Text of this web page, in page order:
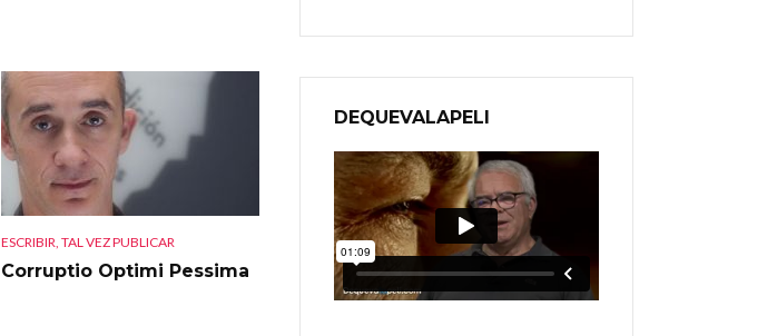
ESCRIBIR, TAL VEZ PUBLICAR
Corruptio Optimi Pessima
DEQUEVALAPELI